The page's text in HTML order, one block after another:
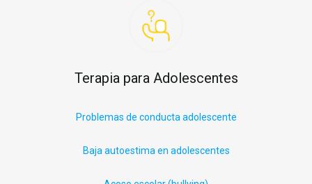
Terapia para Adolescentes
Problemas de conducta adolescente
Baja autoestima en adolescentes